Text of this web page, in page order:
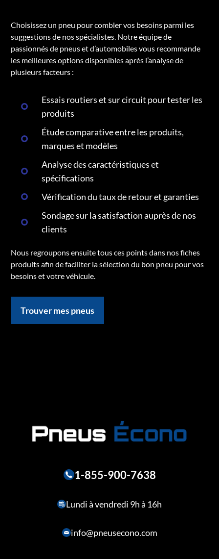
Choisissez un pneu pour combler vos besoins parmi les
suggestions de nos spécialistes. Notre équipe de
passionnés de pneus et d’automobiles vous recommande
les meilleures options disponibles après l’analyse de
plusieurs facteurs :
Essais routiers et sur circuit pour tester les
produits
Étude comparative entre les produits,
marques et modèles
Analyse des caractéristiques et
spécifications
Vérification du taux de retour et garanties
Sondage sur la satisfaction auprès de nos
clients
Nous regroupons ensuite tous ces points dans nos fiches
produits afin de faciliter la sélection du bon pneu pour vos
besoins et votre véhicule.
Trouver mes pneus
1-855-900-7638
Lundi à vendredi 9h à 16h
info@pneusecono.com